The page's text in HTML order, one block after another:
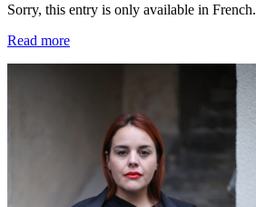
Sorry, this entry is only available in French.
Read more